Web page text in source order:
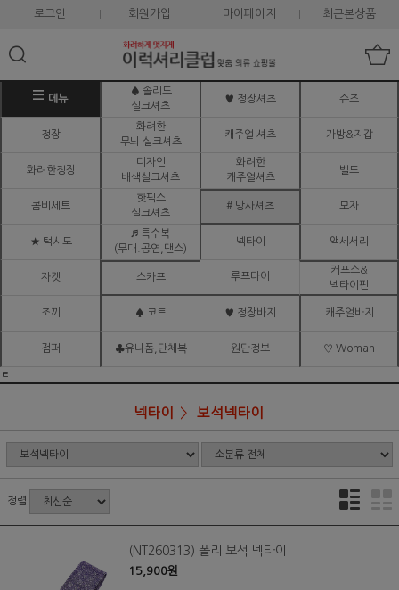
로그인 회원가입 마이페이지 최근본상품
메뉴
♠ 솔리드
실크셔츠
♥ 정장셔츠 슈즈
정장
화려한
무늬 실크셔츠
캐주얼 셔츠 가방&지갑
화려한정장
디자인
배색실크셔츠
화려한
캐주얼셔츠
벨트
콤비세트
핫픽스
실크셔츠
# 망사셔츠 모자
★ 턱시도
♬ 특수복
(무대.공연,댄스)
넥타이 액세서리
자켓 스카프 루프타이
커프스&
넥타이핀
조끼 ♠ 코트 ♥ 정장바지 캐주얼바지
점퍼 ♣유니폼,단체복 원단정보 ♡ Woman
ㅌ
넥타이 보석넥타이
정렬
(NT260313) 폴리 보석 넥타이
15,900원